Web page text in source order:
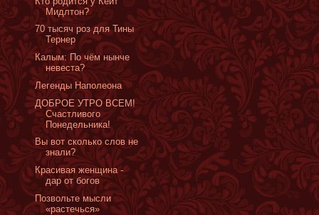
Мидлтон?
70 тысяч роз для Тины
Тернер
Калым: По чём нынче
невеста?
Легенды Наполеона
ДОБРОЕ УТРО ВСЕМ!
Счастливого
Понедельника!
Вы вот сколько слов не
знали?
Красивая женщина -
дар от богов
Позвольте мысли
«растечься»